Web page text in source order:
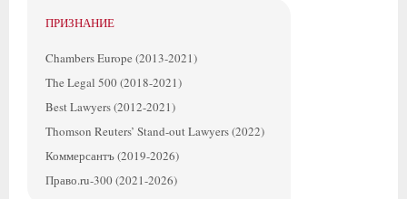
ПРИЗНАНИЕ
Chambers Europe (2013-2021)
The Legal 500 (2018-2021)
Best Lawyers (2012-2021)
Thomson Reuters’ Stand-out Lawyers (2022)
Коммерсантъ (2019-2026)
Право.ru-300 (2021-2026)